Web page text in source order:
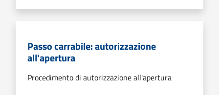
Passo carrabile: autorizzazione
all'apertura
Procedimento di autorizzazione all'apertura